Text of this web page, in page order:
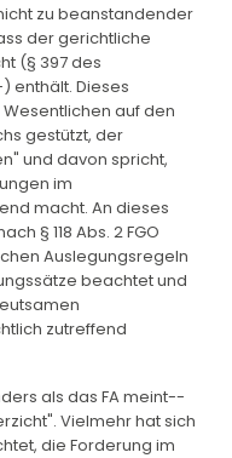
zu beanstandender
der gerichtliche
(§ 397 des
enthält. Dieses
auf den
gestützt, der
und davon spricht,
im
macht. An dieses
§ 118 Abs. 2 FGO
Auslegungsregeln
beachtet und
zutreffend
als das FA meint--
Vielmehr hat sich
die Forderung im